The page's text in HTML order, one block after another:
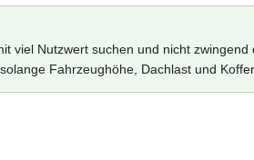
viel Nutzwert suchen und nicht
Fahrzeughöhe, Dachlast und